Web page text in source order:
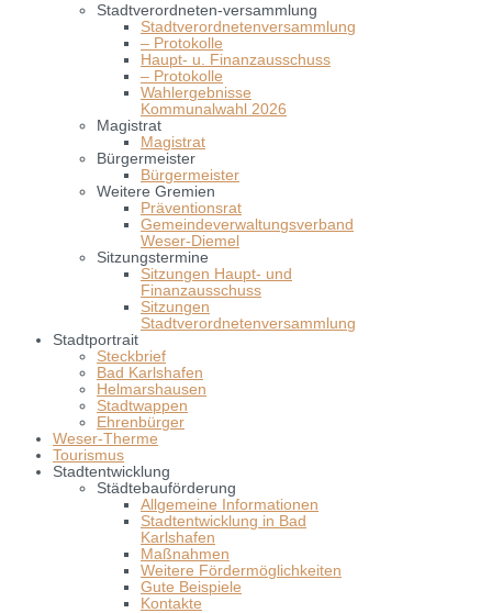
Stadtverordneten-versammlung
Stadtverordnetenversammlung
– Protokolle
Haupt- u. Finanzausschuss
– Protokolle
Wahlergebnisse
Kommunalwahl 2026
Magistrat
Magistrat
Bürgermeister
Bürgermeister
Weitere Gremien
Präventionsrat
Gemeindeverwaltungsverband
Weser-Diemel
Sitzungstermine
Sitzungen Haupt- und
Finanzausschuss
Sitzungen
Stadtverordnetenversammlung
Stadtportrait
Steckbrief
Bad Karlshafen
Helmarshausen
Stadtwappen
Ehrenbürger
Weser-Therme
Tourismus
Stadtentwicklung
Städtebauförderung
Allgemeine Informationen
Stadtentwicklung in Bad
Karlshafen
Maßnahmen
Weitere Fördermöglichkeiten
Gute Beispiele
Kontakte